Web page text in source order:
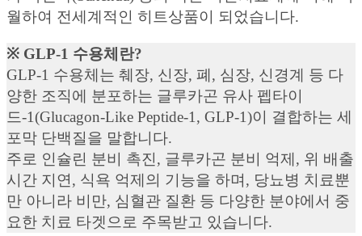
월하여 전세계적인 히트상품이 되었습니다.
※ GLP-1 수용체란?
GLP-1 수용체는 췌장, 신장, 폐, 심장, 신경계 등 다
양한 조직에 분포하는 글루카곤 유사 펩타이
드-1(Glucagon-Like Peptide-1, GLP-1)이 결합하는 세
포막 단백질을 말합니다.
주로 인슐린 분비 촉진, 글루카곤 분비 억제, 위 배출
시간 지연, 식욕 억제의 기능을 하며, 당뇨병 치료뿐
만 아니라 비만, 심혈관 질환 등 다양한 분야에서 중
요한 치료 타겟으로 주목받고 있습니다.